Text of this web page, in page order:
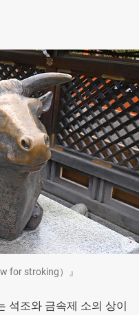
for stroking）』
석조와 금속제 소의 상이